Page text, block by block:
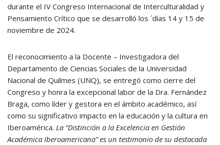
durante el IV Congreso Internacional de Interculturalidad y
Pensamiento Crítico que se desarrolló los ´días 14 y 15 de
noviembre de 2024.
El reconocimiento a la Docente – Investigadora del
Departamento de Ciencias Sociales de la Universidad
Nacional de Quilmes (UNQ), se entregó como cierre del
Congreso y honra la excepcional labor de la Dra. Fernández
Braga, como líder y gestora en el ámbito académico, así
como su significativo impacto en la educación y la cultura en
Iberoamérica. La “Distinción a la Excelencia en Gestión
Académica Iberoamericana” es un testimonio de su destacada